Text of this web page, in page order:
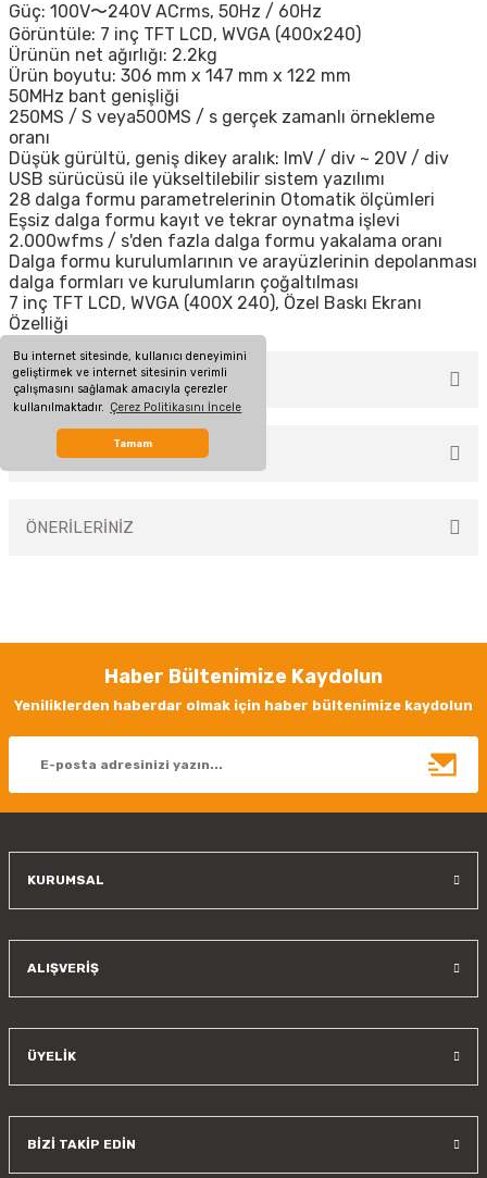
Bu internet sitesinde, kullanıcı deneyimini
geliştirmek ve internet sitesinin verimli
çalışmasını sağlamak amacıyla çerezler
kullanılmaktadır. Çerez Politikasını İncele
Tamam
Güç: 100V〜240V ACrms, 50Hz / 60Hz
Görüntüle: 7 inç TFT LCD, WVGA (400x240)
Ürünün net ağırlığı: 2.2kg
Ürün boyutu: 306 mm x 147 mm x 122 mm
50MHz bant genişliği
250MS / S veya500MS / s gerçek zamanlı örnekleme
oranı
Düşük gürültü, geniş dikey aralık: lmV / div ~ 20V / div
USB sürücüsü ile yükseltilebilir sistem yazılımı
28 dalga formu parametrelerinin Otomatik ölçümleri
Eşsiz dalga formu kayıt ve tekrar oynatma işlevi
2.000wfms / s'den fazla dalga formu yakalama oranı
Dalga formu kurulumlarının ve arayüzlerinin depolanması
dalga formları ve kurulumların çoğaltılması
7 inç TFT LCD, WVGA (400X 240), Özel Baskı Ekranı
Özelliği
MÜŞTERİ YORUMLARI
Bu ürüne ilk yorumu siz yapın!
TAKSİT SEÇENEKLERİ
ÖNERİLERİNİZ
Görüş ve önerileriniz için teşekkür ederiz.
Ürün resmi kalitesiz, bozuk veya görüntülenemiyor.
Ürün bilgilerinde hatalar bulunuyor.
Haber Bültenimize Kaydolun
Yeniliklerden haberdar olmak için haber bültenimize kaydolun
KURUMSAL
ALIŞVERİŞ
ÜYELİK
BİZİ TAKİP EDİN